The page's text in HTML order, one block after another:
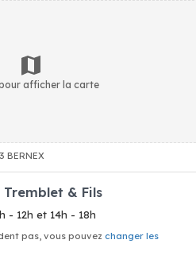
afficher la carte
BERNEX
& Fils
- 12h et 14h - 18h
pas, vous pouvez changer les